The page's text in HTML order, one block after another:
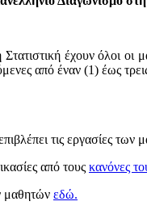
έχουν όλοι οι
από έναν (1) έως
τις εργασίες των
από τους κανόνες
μαθητών εδώ.